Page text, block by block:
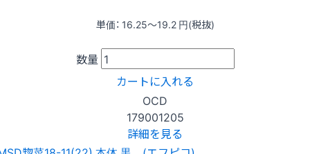
単価： 16.25〜19.2 円(税抜)
数量
カートに入れる
OCD
179001205
詳細を見る